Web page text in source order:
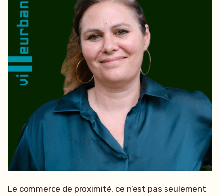
Le commerce de proximité, ce n’est pas seulement